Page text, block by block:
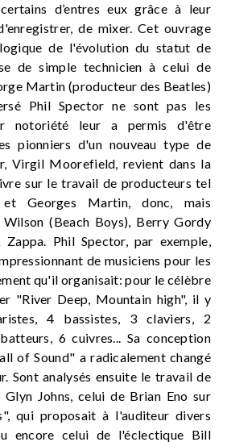
d’entres eux grâce à leur
de mixer. Cet ouvrage
de l'évolution du statut de
de simple technicien à celui de
Martin (producteur des Beatles)
Phil Spector ne sont pas les
notoriété leur a permis d'être
pionniers d'un nouveau type de
Virgil Moorefield, revient dans la
sur le travail de producteurs tel
Georges Martin, donc, mais
(Beach Boys), Berry Gordy
Phil Spector, par exemple,
de musiciens pour les
qu'il organisait: pour le célèbre
"River Deep, Mountain high", il y
4 bassistes, 3 claviers, 2
6 cuivres... Sa conception
of Sound" a radicalement changé
Sont analysés ensuite le travail de
Johns, celui de Brian Eno sur
qui proposait à l'auditeur divers
encore celui de l'éclectique Bill